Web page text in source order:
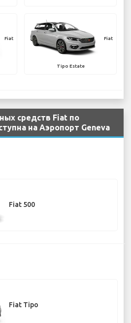
Fiat Fiat
Tipo Estate
средств Fiat по
на Аэропорт Geneva
Fiat 500
Fiat Tipo